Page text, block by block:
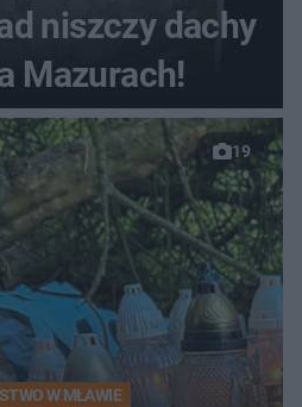
niszczy dachy
Mazurach!
19
W MŁAWIE